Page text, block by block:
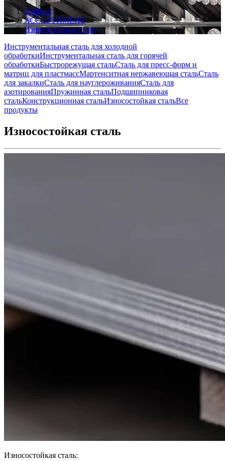
Multistal
АССОРТИМЕНТ
Износостойкая сталь
Инструментальная сталь для холодной
обработкиИнструментальная сталь для горячей
обработкиБыстрорежущая стальСталь для пресс-форм и
матриц для пластмассМартенситная нержавеющая стальСталь
для закалкиСталь для науглероживанияСталь для
азотированияПружинная стальПодшипниковая
стальКонструкционная стальИзносостойкая стальВсе
продукты
Износостойкая сталь
Износостойкая сталь: